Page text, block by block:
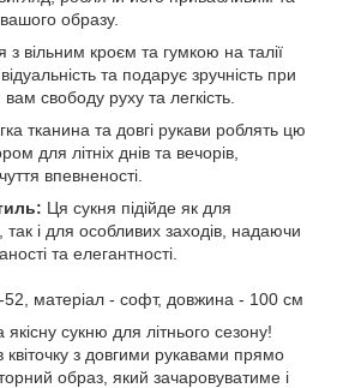
образу.
з вільним кроєм та гумкою на талії
та подарує зручність при
свободу руху та легкість.
тканина та довгі рукави роблять цю
для літніх днів та вечорів,
впевненості.
Ця сукня підійде як для
так і для особливих заходів, надаючи
та елегантності.
матеріал - софт, довжина - 100 см
якісну сукню для літнього сезону!
з довгими рукавами прямо
образ, який зачаровуватиме і